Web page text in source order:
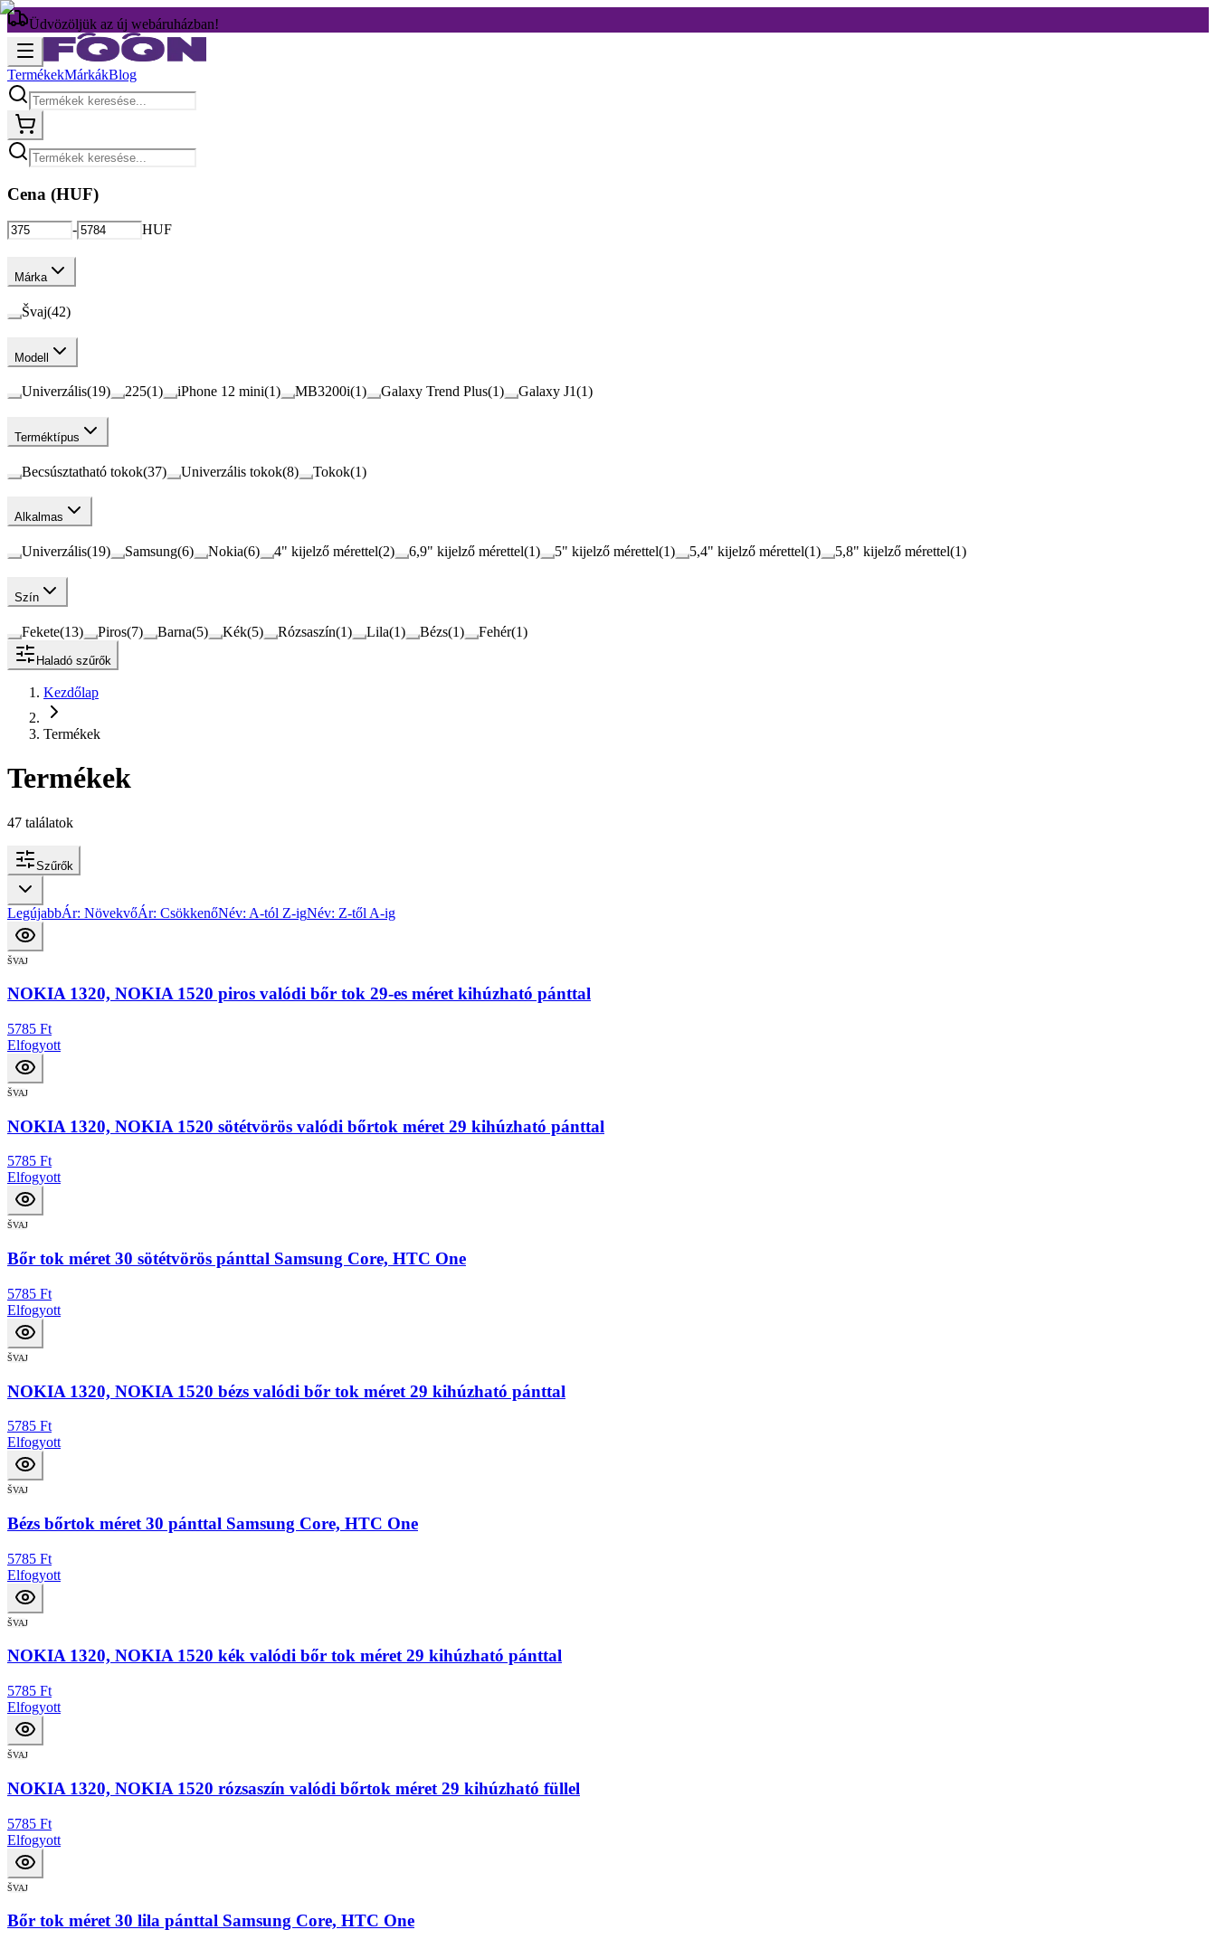
Üdvözöljük az új webáruházban!
TermékekMárkákBlog
Cena (HUF)
- HUF
Márka
Švaj(42)
Modell
Univerzális(19) 225(1) iPhone 12 mini(1) MB3200i(1) Galaxy Trend Plus(1) Galaxy J1(1)
Terméktípus
Becsúsztatható tokok(37) Univerzális tokok(8) Tokok(1)
Alkalmas
Univerzális(19) Samsung(6) Nokia(6) 4" kijelző mérettel(2) 6,9" kijelző mérettel(1) 5" kijelző mérettel(1) 5,4" kijelző mérettel(1) 5,8" kijelző mérettel(1)
Szín
Fekete(13) Piros(7) Barna(5) Kék(5) Rózsaszín(1) Lila(1) Bézs(1) Fehér(1)
Haladó szűrők
Kezdőlap
Termékek
Termékek
47 találatok
Szűrők
LegújabbÁr: NövekvőÁr: CsökkenőNév: A-tól Z-igNév: Z-től A-ig
ŠVAJ
NOKIA 1320, NOKIA 1520 piros valódi bőr tok 29-es méret kihúzható pánttal
5785 Ft
Elfogyott
ŠVAJ
NOKIA 1320, NOKIA 1520 sötétvörös valódi bőrtok méret 29 kihúzható pánttal
5785 Ft
Elfogyott
ŠVAJ
Bőr tok méret 30 sötétvörös pánttal Samsung Core, HTC One
5785 Ft
Elfogyott
ŠVAJ
NOKIA 1320, NOKIA 1520 bézs valódi bőr tok méret 29 kihúzható pánttal
5785 Ft
Elfogyott
ŠVAJ
Bézs bőrtok méret 30 pánttal Samsung Core, HTC One
5785 Ft
Elfogyott
ŠVAJ
NOKIA 1320, NOKIA 1520 kék valódi bőr tok méret 29 kihúzható pánttal
5785 Ft
Elfogyott
ŠVAJ
NOKIA 1320, NOKIA 1520 rózsaszín valódi bőrtok méret 29 kihúzható füllel
5785 Ft
Elfogyott
ŠVAJ
Bőr tok méret 30 lila pánttal Samsung Core, HTC One